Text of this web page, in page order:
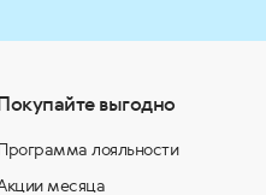
выгодно
лояльности
месяца